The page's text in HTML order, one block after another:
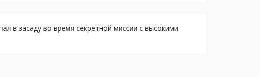
в засаду во время секретной миссии с высокими